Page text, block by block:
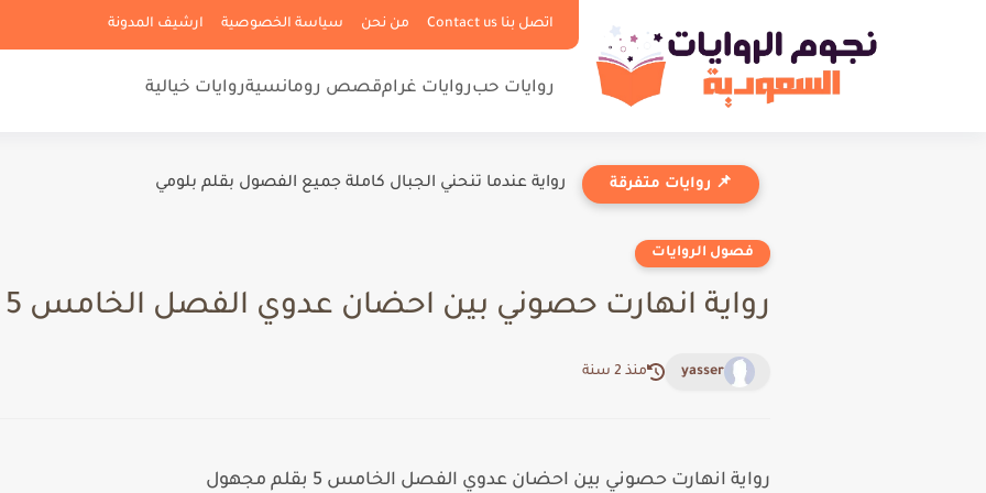
اتصل بنا Contact us من نحن سياسة الخصوصية ارشيف المدونة
روايات حبروايات غرامقصص رومانسيةروايات خيالية
📌 روايات متفرقة رواية عندما تنحني الجبال كاملة جميع الفصول بقلم بلومي
فصول الروايات
رواية انهارت حصوني بين احضان عدوي الفصل الخامس 5 بقلم مجهول
yasser منذ 2 سنة
رواية انهارت حصوني بين احضان عدوي الفصل الخامس 5 بقلم مجهول